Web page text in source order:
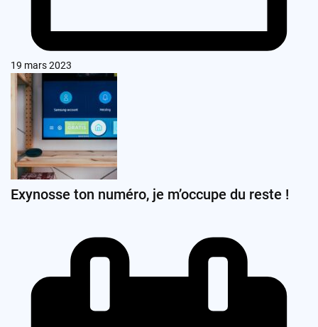
19 mars 2023
Exynosse ton numéro, je m’occupe du reste !